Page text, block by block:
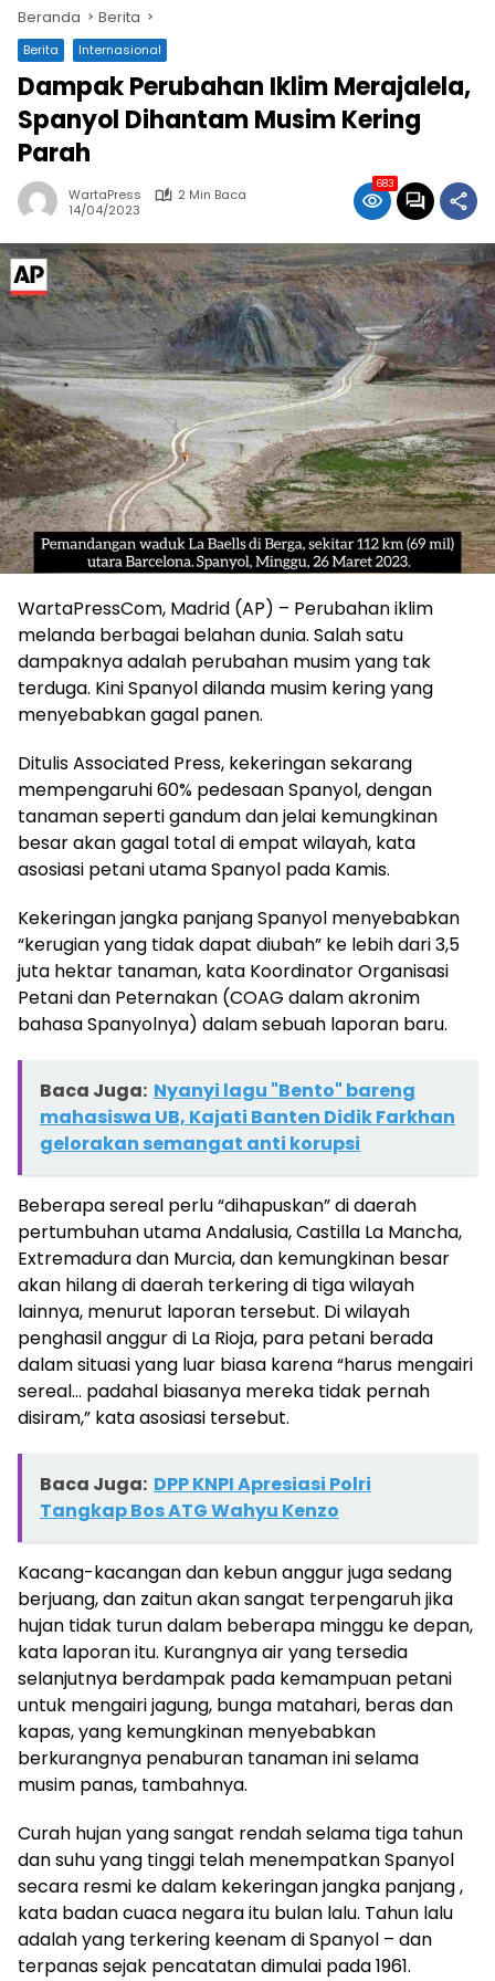
Beranda Berita
Berita Internasional
Dampak Perubahan Iklim Merajalela,
Spanyol Dihantam Musim Kering
Parah
WartaPress
2 Min Baca
14/04/2023
683
WartaPressCom, Madrid (AP) – Perubahan iklim
melanda berbagai belahan dunia. Salah satu
dampaknya adalah perubahan musim yang tak
terduga. Kini Spanyol dilanda musim kering yang
menyebabkan gagal panen.
Ditulis Associated Press, kekeringan sekarang
mempengaruhi 60% pedesaan Spanyol, dengan
tanaman seperti gandum dan jelai kemungkinan
besar akan gagal total di empat wilayah, kata
asosiasi petani utama Spanyol pada Kamis.
Kekeringan jangka panjang Spanyol menyebabkan
“kerugian yang tidak dapat diubah” ke lebih dari 3,5
juta hektar tanaman, kata Koordinator Organisasi
Petani dan Peternakan (COAG dalam akronim
bahasa Spanyolnya) dalam sebuah laporan baru.
Baca Juga: Nyanyi lagu "Bento" bareng
mahasiswa UB, Kajati Banten Didik Farkhan
gelorakan semangat anti korupsi
Beberapa sereal perlu “dihapuskan” di daerah
pertumbuhan utama Andalusia, Castilla La Mancha,
Extremadura dan Murcia, dan kemungkinan besar
akan hilang di daerah terkering di tiga wilayah
lainnya, menurut laporan tersebut. Di wilayah
penghasil anggur di La Rioja, para petani berada
dalam situasi yang luar biasa karena “harus mengairi
sereal… padahal biasanya mereka tidak pernah
disiram,” kata asosiasi tersebut.
Baca Juga: DPP KNPI Apresiasi Polri
Tangkap Bos ATG Wahyu Kenzo
Kacang-kacangan dan kebun anggur juga sedang
berjuang, dan zaitun akan sangat terpengaruh jika
hujan tidak turun dalam beberapa minggu ke depan,
kata laporan itu. Kurangnya air yang tersedia
selanjutnya berdampak pada kemampuan petani
untuk mengairi jagung, bunga matahari, beras dan
kapas, yang kemungkinan menyebabkan
berkurangnya penaburan tanaman ini selama
musim panas, tambahnya.
Curah hujan yang sangat rendah selama tiga tahun
dan suhu yang tinggi telah menempatkan Spanyol
secara resmi ke dalam kekeringan jangka panjang ,
kata badan cuaca negara itu bulan lalu. Tahun lalu
adalah yang terkering keenam di Spanyol – dan
terpanas sejak pencatatan dimulai pada 1961.